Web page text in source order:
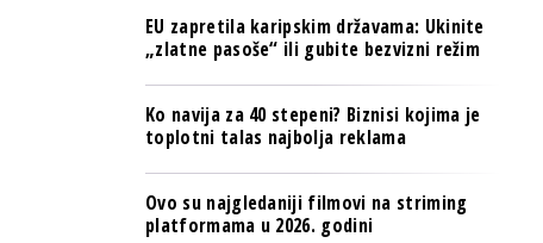
BANKE
OSIGURANJE
TECH I AI
BIZNIS & SPORT
PULS REGIONA
OSIGURANJE
TECH I AI
PULS REGIONA
EU zapretila karipskim državama: Ukinite
„zlatne pasoše“ ili gubite bezvizni režim
Ko navija za 40 stepeni? Biznisi kojima je
toplotni talas najbolja reklama
Ovo su najgledaniji filmovi na striming
platformama u 2026. godini